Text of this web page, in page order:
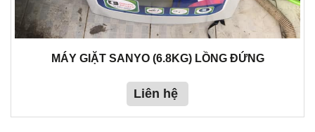
MÁY GIẶT SANYO (6.8KG) LỒNG ĐỨNG
Liên hệ